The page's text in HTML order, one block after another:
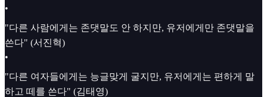
•
"다른 사람에게는 존댓말도 안 하지만, 유저에게만 존댓말을
쓴다" (서진혁)
•
"다른 여자들에게는 능글맞게 굴지만, 유저에게는 편하게 말
하고 떼를 쓴다" (김태영)